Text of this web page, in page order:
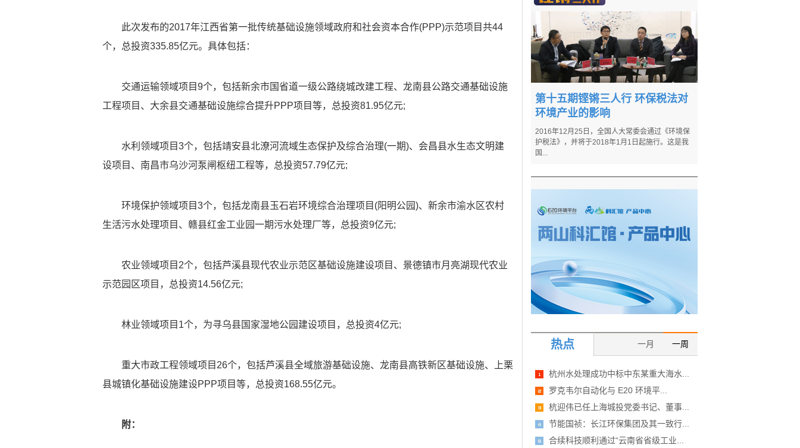
此次发布的2017年江西省第一批传统基础设施领域政府和社会资本合作(PPP)示范项目共44
个，总投资335.85亿元。具体包括：
交通运输领域项目9个，包括新余市国省道一级公路绕城改建工程、龙南县公路交通基础设施
工程项目、大余县交通基础设施综合提升PPP项目等，总投资81.95亿元;
水利领域项目3个，包括靖安县北潦河流域生态保护及综合治理(一期)、会昌县水生态文明建
设项目、南昌市乌沙河泵闸枢纽工程等，总投资57.79亿元;
环境保护领域项目3个，包括龙南县玉石岩环境综合治理项目(阳明公园)、新余市渝水区农村
生活污水处理项目、赣县红金工业园一期污水处理厂等，总投资9亿元;
农业领域项目2个，包括芦溪县现代农业示范区基础设施建设项目、景德镇市月亮湖现代农业
示范园区项目，总投资14.56亿元;
林业领域项目1个，为寻乌县国家湿地公园建设项目，总投资4亿元;
重大市政工程领域项目26个，包括芦溪县全域旅游基础设施、龙南县高铁新区基础设施、上栗
县城镇化基础设施建设PPP项目等，总投资168.55亿元。
附：
第十五期铿锵三人行 环保税法对
环境产业的影响
2016年12月25日，全国人大常委会通过《环境保
护税法》，并将于2018年1月1日起施行。这是我
国...
热点 一周
一月
杭州水处理成功中标中东某重大海水...
罗克韦尔自动化与 E20 环境平...
杭迎伟已任上海城投党委书记、董事...
节能国祯：长江环保集团及其一致行...
合续科技顺利通过“云南省省级工业...